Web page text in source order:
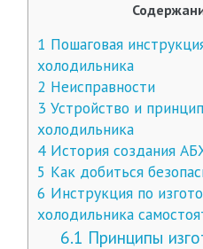
1 Пошаговая
холодильника
2 Неисправности
3 Устройство и
холодильника
4История создания
5 Как добиться
6 Инструкция по
холодильника
6.1 Принципы